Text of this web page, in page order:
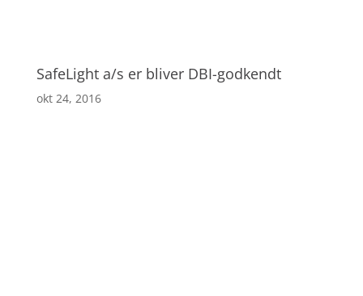
SafeLight a/s er bliver DBI-godkendt
okt 24, 2016